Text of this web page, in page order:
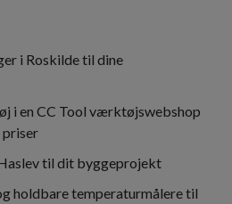
i Roskilde til dine
i en CC Tool værktøjswebshop
priser
til dit byggeprojekt
holdbare temperaturmålere til